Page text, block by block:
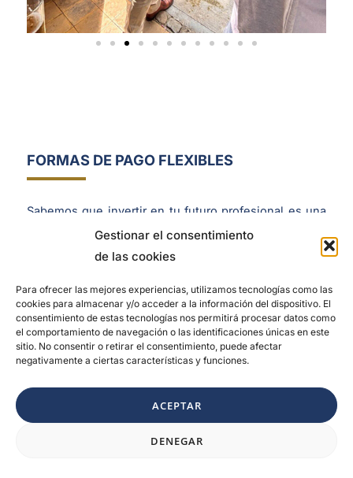
Gestionar el consentimiento
de las cookies
Para ofrecer las mejores experiencias, utilizamos tecnologías como las
cookies para almacenar y/o acceder a la información del dispositivo. El
consentimiento de estas tecnologías nos permitirá procesar datos como
el comportamiento de navegación o las identificaciones únicas en este
sitio. No consentir o retirar el consentimiento, puede afectar
negativamente a ciertas características y funciones.
ACEPTAR
DENEGAR
FORMAS DE PAGO FLEXIBLES
Sabemos que invertir en tu futuro profesional es una
decisión importante, por eso te ofrecemos
pago adaptados a tus posibilidades,
sin comprometer
Paquete completo B1 + B2